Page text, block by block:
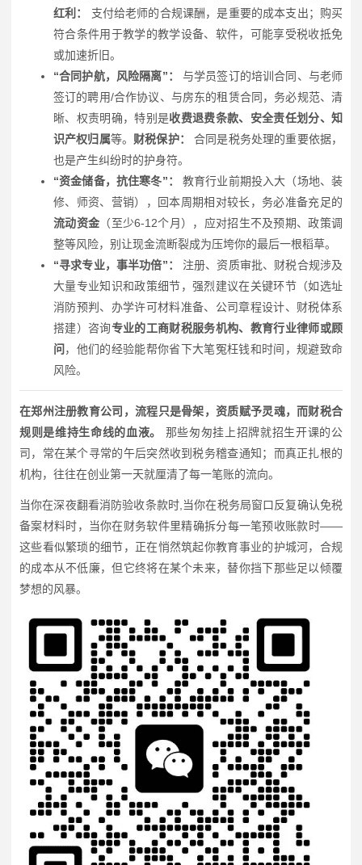
红利：
支付给老师的合规课酬，是重要的成本支出；购买
符合条件用于教学的教学设备、软件，可能享受税收抵免
或加速折旧。
“合同护航，风险隔离”：
与学员签订的培训合同、与老师
签订的聘用/合作协议、与房东的租赁合同，务必规范、清
晰、权责明确，特别是收费退费条款、安全责任划分、知
识产权归属等。 财税保护：
合同是税务处理的重要依据，
也是产生纠纷时的护身符。
“资金储备，抗住寒冬”：
教育行业前期投入大（场地、装
修、师资、营销），回本周期相对较长，务必准备充足的
流动资金 （至少6-12个月），应对招生不及预期、政策调
整等风险，别让现金流断裂成为压垮你的最后一根稻草。
“寻求专业，事半功倍”：
注册、资质审批、财税合规涉及
大量专业知识和政策细节，强烈建议在关键环节（如选址
消防预判、办学许可材料准备、公司章程设计、财税体系
搭建）咨询专业的工商财税服务机构、教育行业律师或顾
问 ，他们的经验能帮你省下大笔冤枉钱和时间，规避致命
风险。
在郑州注册教育公司，流程只是骨架，资质赋予灵魂，而财税合
规则是维持生命线的血液。
那些匆匆挂上招牌就招生开课的公
司，常在某个寻常的午后突然收到税务稽查通知；而真正扎根的
机构，往往在创业第一天就厘清了每一笔账的流向。
当你在深夜翻看消防验收条款时,当你在税务局窗口反复确认免税
备案材料时，当你在财务软件里精确拆分每一笔预收账款时——
这些看似繁琐的细节，正在悄然筑起你教育事业的护城河，合规
的成本从不低廉，但它终将在某个未来，替你挡下那些足以倾覆
梦想的风暴。